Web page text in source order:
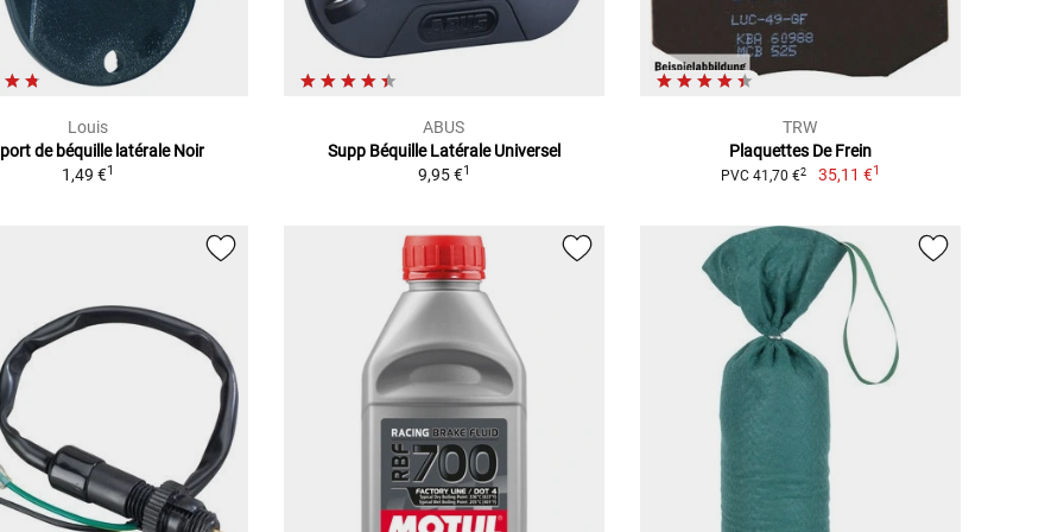
Louis
de béquille latérale Noir
1,49 €1
ABUS
Supp Béquille Latérale Universel
9,95 €1
TRW
Plaquettes De Frein
PVC 41,70 €2 35,11 €1